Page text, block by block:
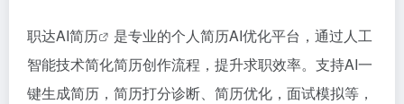
职达AI简历
是专业的个人简历AI优化平台，通过人工
智能技术简化简历创作流程，提升求职效率。支持AI一
键生成简历，简历打分诊断、简历优化，面试模拟等，